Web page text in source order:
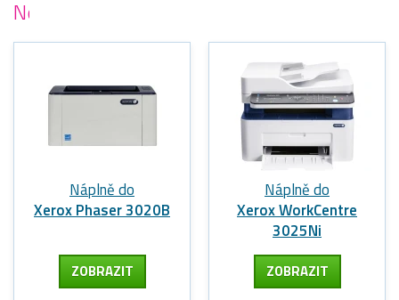
Nejoblíbenější
Náplně do
Xerox Phaser 3020B
ZOBRAZIT
Náplně do
Xerox WorkCentre
3025Ni
ZOBRAZIT